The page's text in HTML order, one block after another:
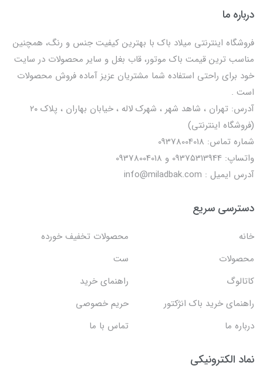
درباره ما
فروشگاه اینترنتی میلاد باک با بهترین کیفیت جنس و رنگ، همچنین
مناسب ترین قیمت باک موتور، قاب بغل و سایر محصولات در سایت
خود برای راحتی استفاده شما مشتریان عزیز آماده فروش محصولات
است .
آدرس: تهران ، شاهد شهر ، شهرک لاله ، خیابان بهاران ، پلاک ۲۰
(فروشگاه اینترنتی)
شماره تماس: 09378004018
واتساپ: 09375313944 و 09378004018
آدرس ایمیل : info@miladbak.com
دسترسی سریع
خانه
محصولات تخفیف خورده
محصولات
ست
کاتالوگ
راهنمای خرید
راهنمای خرید باک انژکتور
حریم خصوصی
درباره ما
تماس با ما
نماد الکترونیکی